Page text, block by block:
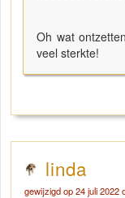
Oh wat
veel sterkte!
linda
gewijzigd op 24 juli 2022